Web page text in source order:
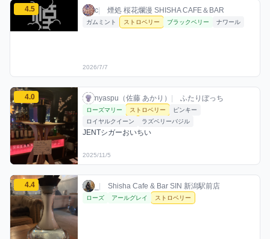
cのストロベリーミックスを見る
4.5 c / お店シーシャ / 2026年7月7日
c 煙処 桜花爛漫 SHISHA CAFE＆BAR
利用フレーバー
ガムミント ストロベリー ブラックベリー ナワール
評価
2026/7/7
nyaspu（佐藤 あかり）のストロベリーミックスを見る
4.0 nyaspu（佐藤 あかり） / お店シーシャ /
nyaspu（佐藤 あかり） ふたりぼっち
利用フレーバー
ローズマリー ストロベリー
ピンキー
ロイヤルクイーン
ラズベリーバジル
コメント
JENTシガーおいちい
評価
2025/11/5
_のストロベリーミックスを見る
4.4 _ / お店シーシャ / 2025年10月21日
Shisha Cafe & Bar SIN 新潟駅前店
利用フレーバー
ローズ アールグレイ ストロベリー
評価